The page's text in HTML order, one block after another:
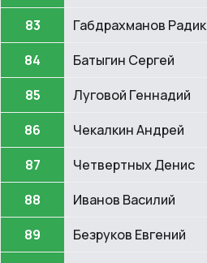
83
Габдрахманов Радик
84
Батыгин Сергей
85
Луговой Геннадий
86
Чекалкин Андрей
87
Четвертных Денис
88
Иванов Василий
89
Безруков Евгений